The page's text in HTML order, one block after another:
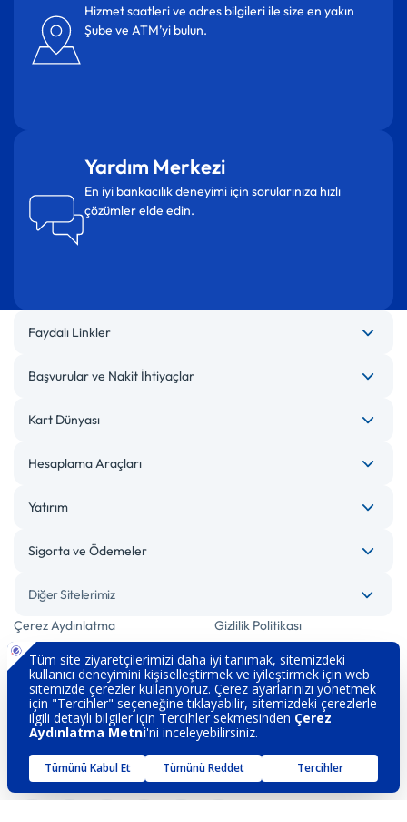
Hizmet saatleri ve adres bilgileri ile size en yakın
Şube ve ATM’yi bulun.
Yardım Merkezi
En iyi bankacılık deneyimi için sorularınıza hızlı
çözümler elde edin.
Faydalı Linkler
Başvurular ve Nakit İhtiyaçlar
Kart Dünyası
Hesaplama Araçları
Yatırım
Sigorta ve Ödemeler
Diğer Sitelerimiz
Çerez Aydınlatma
Gizlilik Politikası
Bilgi Toplumu Hizmetleri Engelsiz Bankacılık
Kişisel Verilerin Korunması Güvenlik
İletişim Hakkımızda
Sözleşme ve Formlar